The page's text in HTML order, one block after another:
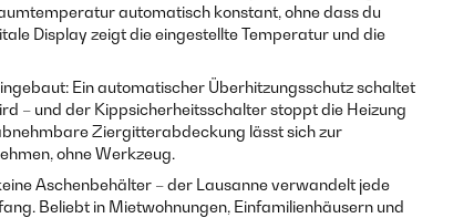
automatisch konstant, ohne dass du
Display zeigt die eingestellte Temperatur und die
Ein automatischer Überhitzungsschutz schaltet
– und der Kippsicherheitsschalter stoppt die Heizung
Ziergitterabdeckung lässt sich zur
ohne Werkzeug.
Aschenbehälter – der Lausanne verwandelt jede
Beliebt in Mietwohnungen, Einfamilienhäusern und